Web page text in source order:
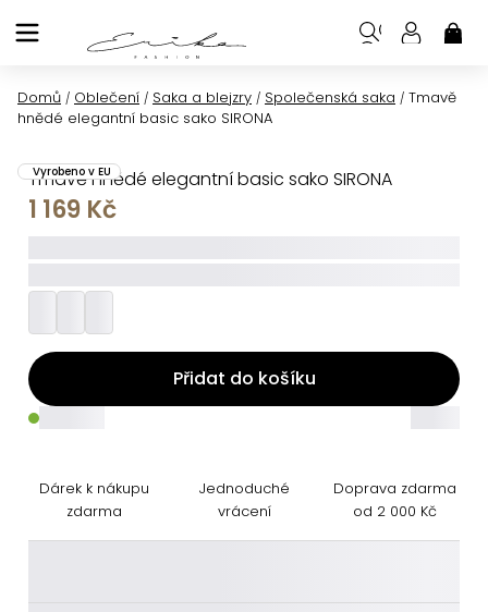
na
Domů / Oblečení / Saka a blejzry / Společenská saka / Tmavě
hnědé elegantní basic sako SIRONA
Tmavě hnědé elegantní basic sako SIRONA
Vyrobeno v EU
1 169 Kč
Přidat do košíku
Dárek k nákupu
zdarma
Jednoduché
vrácení
Doprava zdarma
od 2 000 Kč